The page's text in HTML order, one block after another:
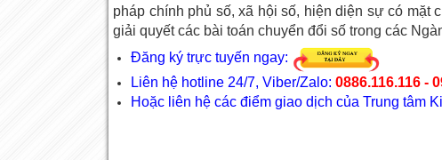
pháp chính phủ số, xã hội số, hiện diện sự có mặt
giải quyết các bài toán chuyển đổi số trong các
Đăng ký trực tuyến ngay:
Liên hệ hotline 24/7, Viber/Zalo: 0886.116.116 -
Hoặc liên hệ các điểm giao dịch của Trung tâm